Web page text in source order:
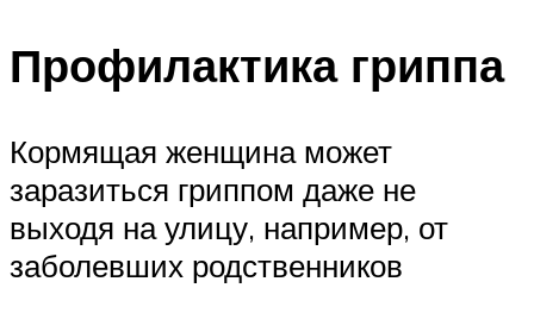
Профилактика гриппа
Кормящая женщина может
заразиться гриппом даже не
выходя на улицу, например, от
заболевших родственников